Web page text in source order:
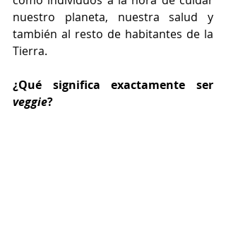
nuestro planeta, nuestra salud y
también al resto de habitantes de la
Tierra.
veggie?